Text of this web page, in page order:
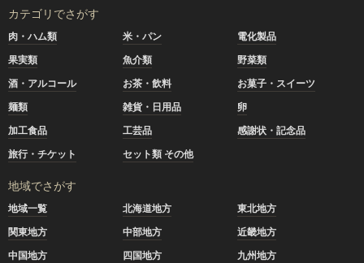
カテゴリでさがす
肉・ハム類 米・パン
電化製品
果実類
魚介類
野菜類
酒・アルコール
お茶・飲料
お菓子・スイーツ
麺類
雑貨・日用品
卵
加工食品
工芸品
感謝状・記念品
旅行・チケット
セット類 その他
地域でさがす
地域一覧 北海道地方
東北地方
関東地方
中部地方
近畿地方
中国地方
四国地方 九州地方